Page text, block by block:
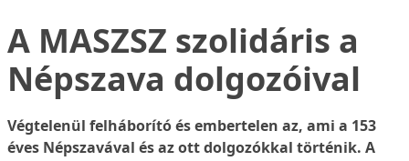
A MASZSZ szolidáris a
Népszava dolgozóival
Végtelenül felháborító és embertelen az, ami a 153
éves Népszavával és az ott dolgozókkal történik. A